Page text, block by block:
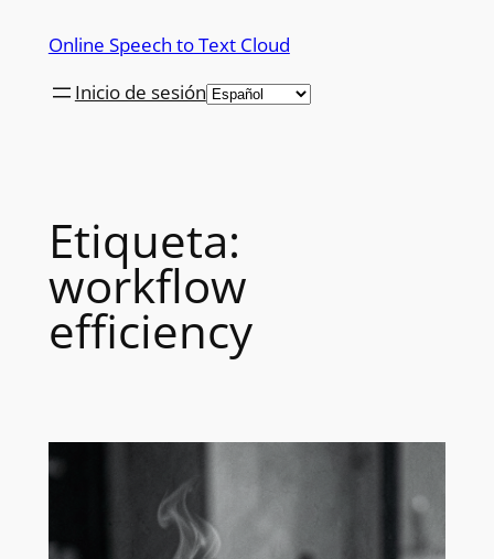
contenido
Online Speech to Text Cloud
Inicio de sesión
Etiqueta:
workflow
efficiency